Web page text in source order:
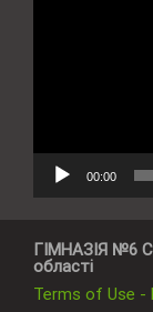
00:00
ГІМНАЗІЯ №6
області
Terms of Use -